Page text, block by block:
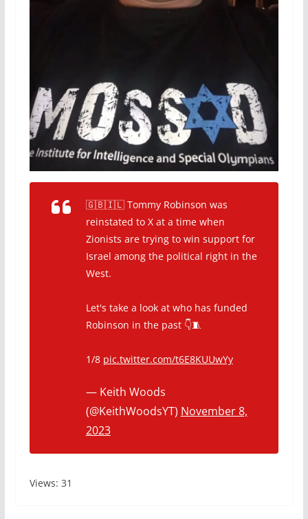
🇬🇧🇮🇱 Tommy Robinson was
reinstated to X at a time when
Zionists are trying to win support for
Israel among the political right in the
West.
Let's take a look at who has funded
Robinson in the past 👇🧵
1/8 pic.twitter.com/t6E8KUUwYy
— Keith Woods
(@KeithWoodsYT) November 8,
2023
Views: 31